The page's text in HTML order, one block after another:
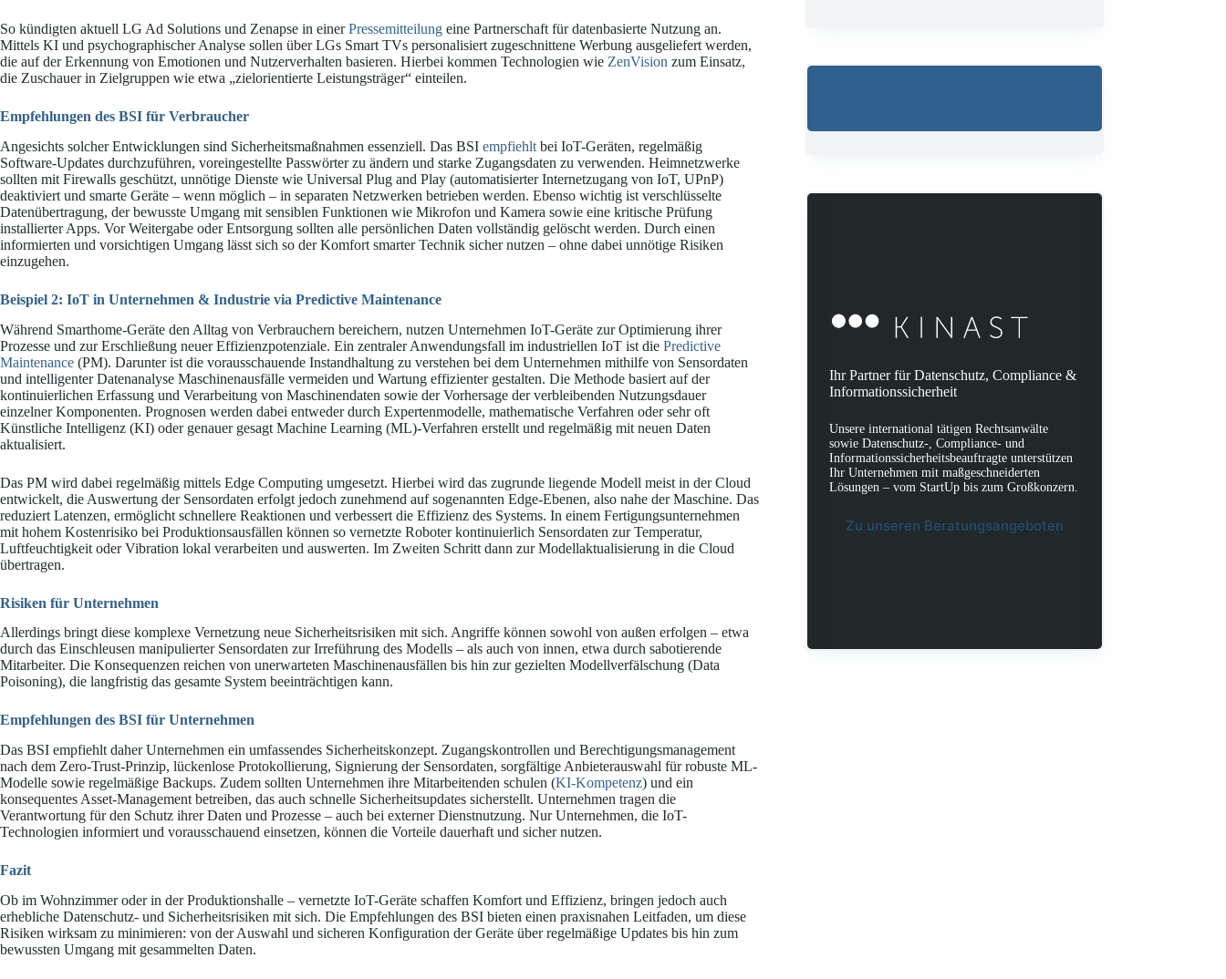
So kündigten aktuell LG Ad Solutions und Zenapse in einerPressemitteilung eine Partnerschaft für datenbasierte Nutzung an.
Mittels KI und psychographischer Analyse sollen über LGs Smart TVs personalisiert zugeschnittene Werbung ausgeliefert werden,
die auf der Erkennung von Emotionen und Nutzerverhalten basieren. Hierbei kommen Technologien wie ZenVision zum Einsatz,
die Zuschauer in Zielgruppen wie etwa „zielorientierte Leistungsträger“ einteilen.
Empfehlungen des BSI für Verbraucher
Angesichts solcher Entwicklungen sind Sicherheitsmaßnahmen essenziell. Das BSI empfiehlt bei IoT-Geräten, regelmäßig
Software-Updates durchzuführen, voreingestellte Passwörter zu ändern und starke Zugangsdaten zu verwenden. Heimnetzwerke
sollten mit Firewalls geschützt, unnötige Dienste wie Universal Plug and Play (automatisierter Internetzugang von IoT, UPnP)
deaktiviert und smarte Geräte – wenn möglich – in separaten Netzwerken betrieben werden. Ebenso wichtig ist verschlüsselte
Datenübertragung, der bewusste Umgang mit sensiblen Funktionen wie Mikrofon und Kamera sowie eine kritische Prüfung
installierter Apps. Vor Weitergabe oder Entsorgung sollten alle persönlichen Daten vollständig gelöscht werden. Durch einen
informierten und vorsichtigen Umgang lässt sich so der Komfort smarter Technik sicher nutzen – ohne dabei unnötige Risiken
einzugehen.
Beispiel 2: IoT in Unternehmen & Industrie via Predictive Maintenance
Während Smarthome-Geräte den Alltag von Verbrauchern bereichern, nutzen Unternehmen IoT-Geräte zur Optimierung ihrer
Prozesse und zur Erschließung neuer Effizienzpotenziale. Ein zentraler Anwendungsfall im industriellen IoT ist die Predictive
Maintenance (PM). Darunter ist die vorausschauende Instandhaltung zu verstehen bei dem Unternehmen mithilfe von Sensordaten
und intelligenter Datenanalyse Maschinenausfälle vermeiden und Wartung effizienter gestalten. Die Methode basiert auf der
kontinuierlichen Erfassung und Verarbeitung von Maschinendaten sowie der Vorhersage der verbleibenden Nutzungsdauer
einzelner Komponenten. Prognosen werden dabei entweder durch Expertenmodelle, mathematische Verfahren oder sehr oft
Künstliche Intelligenz (KI) oder genauer gesagt Machine Learning (ML)-Verfahren erstellt und regelmäßig mit neuen Daten
aktualisiert.
Das PM wird dabei regelmäßig mittels Edge Computing umgesetzt. Hierbei wird das zugrunde liegende Modell meist in der Cloud
entwickelt, die Auswertung der Sensordaten erfolgt jedoch zunehmend auf sogenannten Edge-Ebenen, also nahe der Maschine. Das
reduziert Latenzen, ermöglicht schnellere Reaktionen und verbessert die Effizienz des Systems. In einem Fertigungsunternehmen
mit hohem Kostenrisiko bei Produktionsausfällen können so vernetzte Roboter kontinuierlich Sensordaten zur Temperatur,
Luftfeuchtigkeit oder Vibration lokal verarbeiten und auswerten. Im Zweiten Schritt dann zur Modellaktualisierung in die Cloud
übertragen.
Risiken für Unternehmen
Allerdings bringt diese komplexe Vernetzung neue Sicherheitsrisiken mit sich. Angriffe können sowohl von außen erfolgen – etwa
durch das Einschleusen manipulierter Sensordaten zur Irreführung des Modells – als auch von innen, etwa durch sabotierende
Mitarbeiter. Die Konsequenzen reichen von unerwarteten Maschinenausfällen bis hin zur gezielten Modellverfälschung (Data
Poisoning), die langfristig das gesamte System beeinträchtigen kann.
Empfehlungen des BSI für Unternehmen
Das BSI empfiehlt daher Unternehmen ein umfassendes Sicherheitskonzept. Zugangskontrollen und Berechtigungsmanagement
nach dem Zero-Trust-Prinzip, lückenlose Protokollierung, Signierung der Sensordaten, sorgfältige Anbieterauswahl für robuste ML-
Modelle sowie regelmäßige Backups. Zudem sollten Unternehmen ihre Mitarbeitenden schulen (KI-Kompetenz) und ein
konsequentes Asset-Management betreiben, das auch schnelle Sicherheitsupdates sicherstellt. Unternehmen tragen die
Verantwortung für den Schutz ihrer Daten und Prozesse – auch bei externer Dienstnutzung. Nur Unternehmen, die IoT-
Technologien informiert und vorausschauend einsetzen, können die Vorteile dauerhaft und sicher nutzen.
Fazit
Ob im Wohnzimmer oder in der Produktionshalle – vernetzte IoT-Geräte schaffen Komfort und Effizienz, bringen jedoch auch
erhebliche Datenschutz- und Sicherheitsrisiken mit sich. Die Empfehlungen des BSI bieten einen praxisnahen Leitfaden, um diese
Risiken wirksam zu minimieren: von der Auswahl und sicheren Konfiguration der Geräte über regelmäßige Updates bis hin zum
bewussten Umgang mit gesammelten Daten.
Ihr Partner für Datenschutz, Compliance &
Informationssicherheit
Unsere international tätigen Rechtsanwälte
sowie Datenschutz-, Compliance- und
Informationssicherheitsbeauftragte unterstützen
Ihr Unternehmen mit maßgeschneiderten
Lösungen – vom StartUp bis zum Großkonzern.
Zu unseren Beratungsangeboten